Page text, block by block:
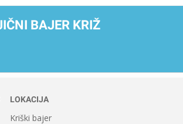
BAJER KRIŽ
LOKACIJA
Kriški bajer